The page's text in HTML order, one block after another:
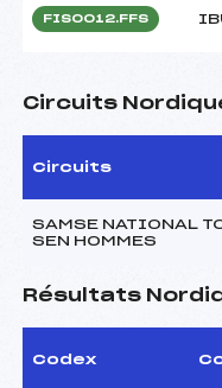
FIS0012.FFS
Circuits
Circuits
SAMSE NATIONAL
SEN HOMMES
Résultats
Codex